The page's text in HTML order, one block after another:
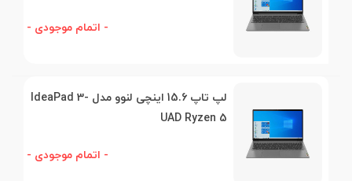
- اتمام موجودی -
لپ تاپ 15.6 اینچی لنوو مدل IdeaPad 3-
UAD Ryzen 5
- اتمام موجودی -